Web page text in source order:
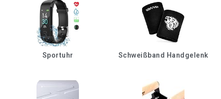
Sportuhr Schweißband Handgelenk